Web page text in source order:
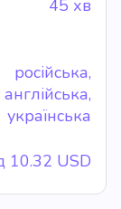
45 хв
російська,
англійська,
українська
10.32 USD